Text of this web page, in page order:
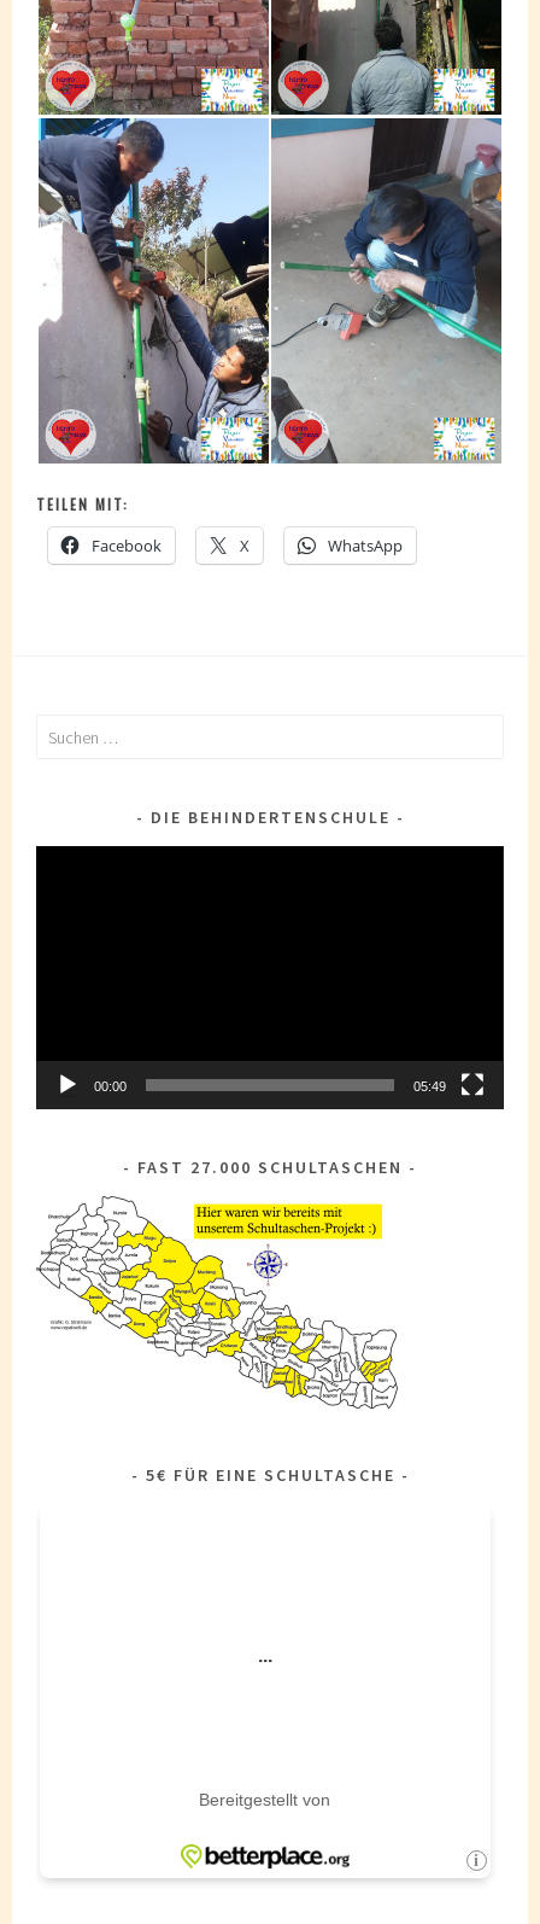
TEILEN MIT:
Facebook X WhatsApp
Suchen
DIE BEHINDERTENSCHULE
00:00 05:49
FAST 27.000 SCHULTASCHEN
5€ FÜR EINE SCHULTASCHE